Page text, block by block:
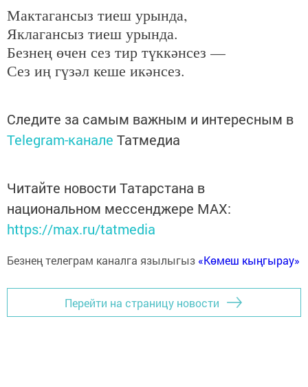
Мактагансыз тиеш урында,
Яклагансыз тиеш урында.
Безнең өчен сез тир түккәнсез —
Сез иң гүзәл кеше икәнсез.
Следите за самым важным и интересным в
Telegram-канале Татмедиа
Читайте новости Татарстана в
национальном мессенджере MАХ:
https://max.ru/tatmedia
Безнең телеграм каналга язылыгыз «Көмеш кыңгырау»
Перейти на страницу новости